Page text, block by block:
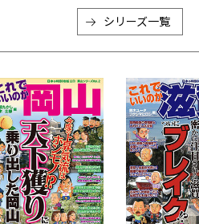
シリーズ一覧